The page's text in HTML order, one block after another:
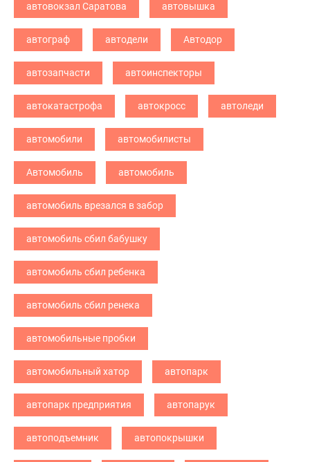
автовокзал Саратова автовышка
автограф автодели Автодор
автозапчасти автоинспекторы
автокатастрофа автокросс автоледи
автомобили автомобилисты
Автомобиль автомобиль
автомобиль врезался в забор
автомобиль сбил бабушку
автомобиль сбил ребенка
автомобиль сбил ренека
автомобильные пробки
автомобильный хатор автопарк
автопарк предприятия автопарук
автоподъемник автопокрышки